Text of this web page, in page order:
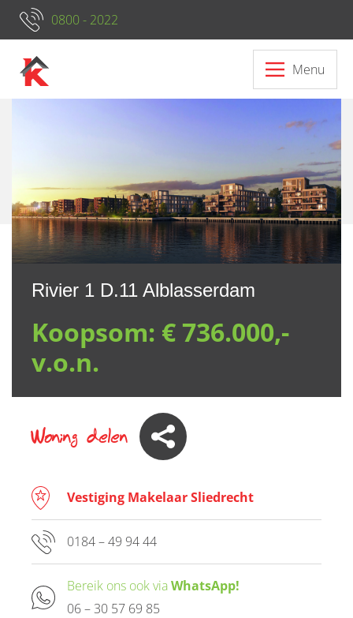
0800 - 2022
Menu
Rivier 1 D.11 Alblasserdam
Koopsom: € 736.000,-
v.o.n.
Woning delen
Vestiging Makelaar Sliedrecht
0184 – 49 94 44
Bereik ons ook viaWhatsApp!
06 – 30 57 69 85
Neem contact op met ons